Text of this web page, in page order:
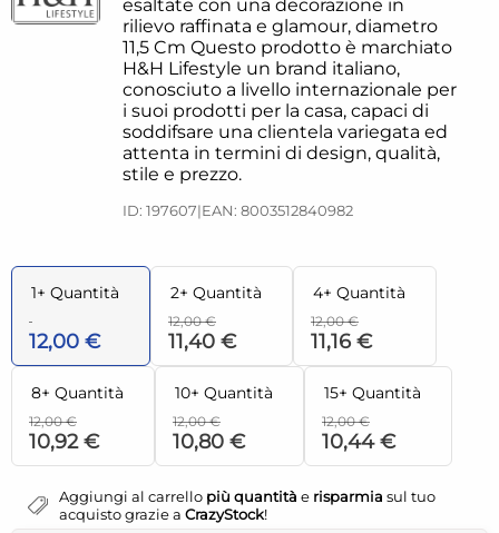
esaltate con una decorazione in
rilievo raffinata e glamour, diametro
11,5 Cm Questo prodotto è marchiato
H&H Lifestyle un brand italiano,
conosciuto a livello internazionale per
i suoi prodotti per la casa, capaci di
soddifsare una clientela variegata ed
attenta in termini di design, qualità,
stile e prezzo.
ID: 197607|EAN: 8003512840982
1+ Quantità
12,00 €
2+ Quantità
12,00 €
11,40 €
4+ Quantità
12,00 €
11,16 €
8+ Quantità
12,00 €
10,92 €
10+ Quantità
12,00 €
10,80 €
15+ Quantità
12,00 €
10,44 €
Aggiungi al carrello più quantità e risparmia sul tuo
acquisto grazie a CrazyStock!